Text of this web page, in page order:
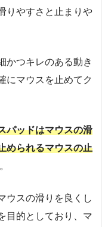
りやすさと止まりや
かつキレのある動き
にマウスを止めてク
パッドはマウスの滑
められるマウスの止
ウスの滑りを良くし
目的としており、マ